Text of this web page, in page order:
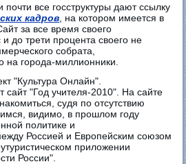
все госструктуры дают ссылку
кадров , на котором имеется в
за все время своего
до трети процента своего не
собрата,
на города-миллионники.
"Культура Онлайн".
сайт "Год учителя-2010". На сайте
судя по отсутствию
видимо, в прошлом году
политике и
Россией и Европейским союзом
приложении
России".